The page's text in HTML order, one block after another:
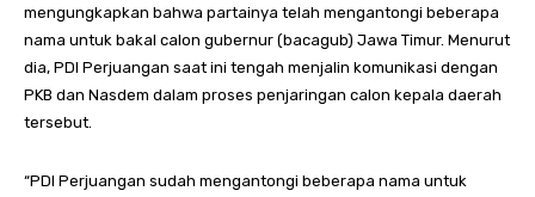
mengungkapkan bahwa partainya telah mengantongi beberapa
nama untuk bakal calon gubernur (bacagub) Jawa Timur. Menurut
dia, PDI Perjuangan saat ini tengah menjalin komunikasi dengan
PKB dan Nasdem dalam proses penjaringan calon kepala daerah
tersebut.
“PDI Perjuangan sudah mengantongi beberapa nama untuk